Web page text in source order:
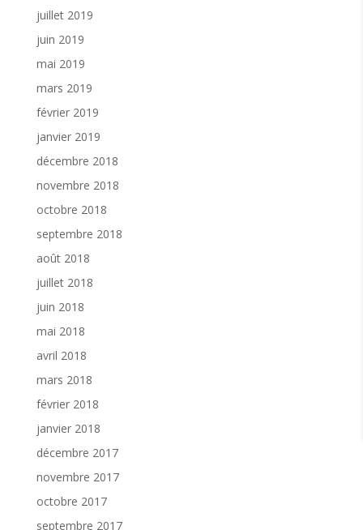
juillet 2019
juin 2019
mai 2019
mars 2019
février 2019
janvier 2019
décembre 2018
novembre 2018
octobre 2018
septembre 2018
août 2018
juillet 2018
juin 2018
mai 2018
avril 2018
mars 2018
février 2018
janvier 2018
décembre 2017
novembre 2017
octobre 2017
septembre 2017